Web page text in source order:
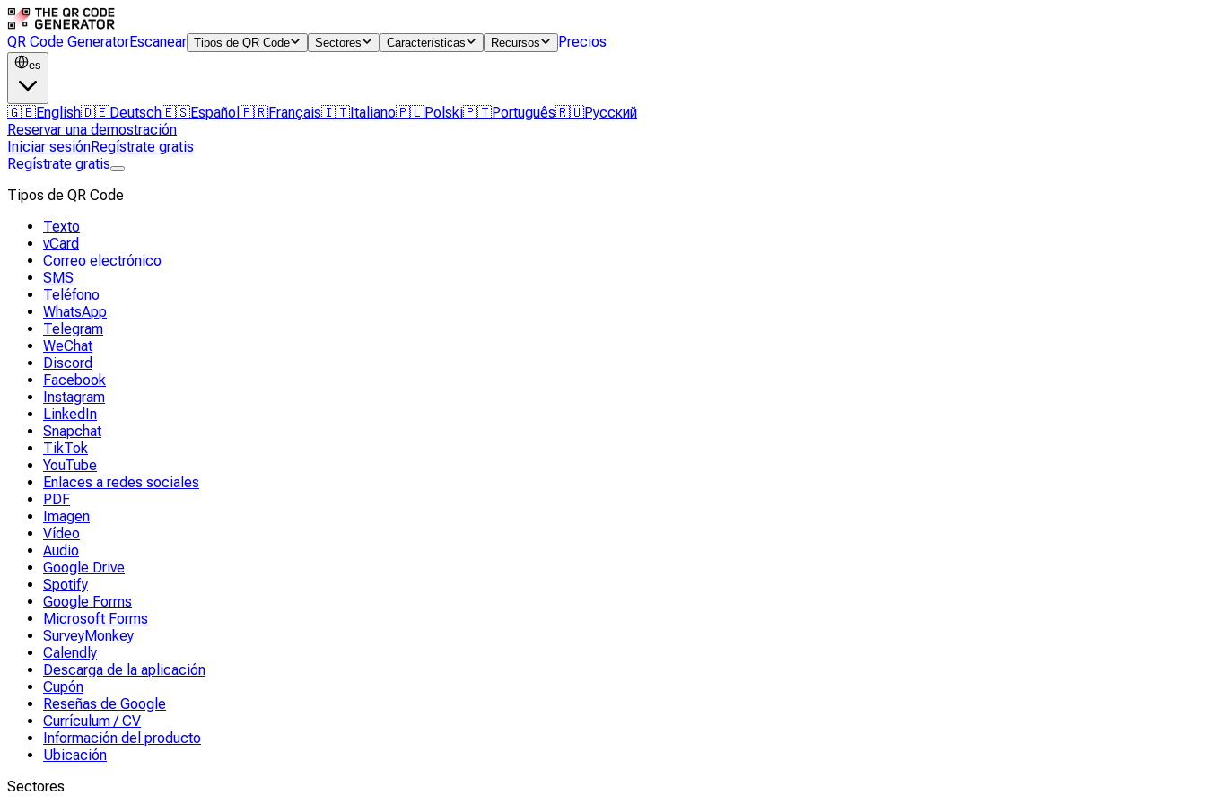
QR Code GeneratorEscanear Tipos de QR Code Sectores Características Recursos Precios
es
🇬🇧English🇩🇪Deutsch🇪🇸Español 🇫🇷Français🇮🇹Italiano🇵🇱Polski🇵🇹Português🇷🇺Русский
Reservar una demostración
Iniciar sesiónRegístrate gratis
Regístrate gratis
Tipos de QR Code
Texto
vCard
Correo electrónico
SMS
Teléfono
WhatsApp
Telegram
WeChat
Discord
Facebook
Instagram
LinkedIn
Snapchat
TikTok
YouTube
Enlaces a redes sociales
PDF
Imagen
Vídeo
Audio
Google Drive
Spotify
Google Forms
Microsoft Forms
SurveyMonkey
Calendly
Descarga de la aplicación
Cupón
Reseñas de Google
Currículum / CV
Información del producto
Ubicación
Sectores